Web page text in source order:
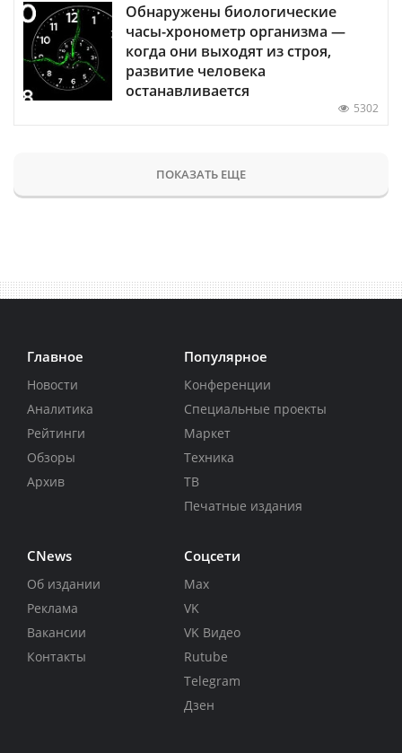
Обнаружены биологические
часы-хронометр организма —
когда они выходят из строя,
развитие человека
останавливается
5302
ПОКАЗАТЬ ЕЩЕ
Главное
Новости
Аналитика
Рейтинги
Обзоры
Архив
Популярное
Конференции
Специальные проекты
Маркет
Техника
ТВ
Печатные издания
CNews
Об издании
Реклама
Вакансии
Контакты
Соцсети
Max
VK
VK Видео
Rutube
Telegram
Дзен